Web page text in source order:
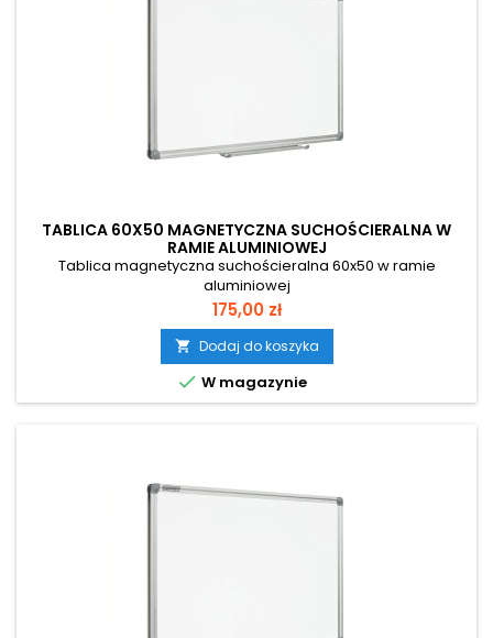
TABLICA 60X50 MAGNETYCZNA SUCHOŚCIERALNA W
RAMIE ALUMINIOWEJ
Tablica magnetyczna suchościeralna 60x50 w ramie
aluminiowej
Cena
175,00 zł
 Dodaj do koszyka
 W magazynie